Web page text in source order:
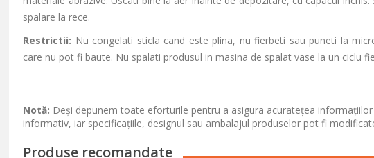
spalare la rece.
Restrictii: Nu congelati sticla cand este plina, nu fierbeti sau puneti la
care nu pot fi baute. Nu spalati produsul in masina de spalat vase la un ciclu
Notă: Deși depunem toate eforturile pentru a asigura acuratețea
informativ, iar specificațiile, designul sau ambalajul produselor pot fi
Produse recomandate